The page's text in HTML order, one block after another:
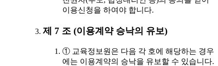
이용신청을 하여야 합니다.
제 7 조 (이용계약 승낙의 유보)
① 교육정보원은 다음 각 호에 해당하는 경우
에는 이용계약의 승낙을 유보할 수 있습니다.